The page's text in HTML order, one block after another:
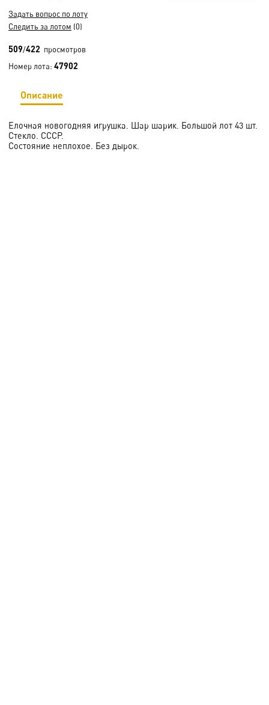
Задать вопрос по лоту
Следить за лотом (0)
509/422 просмотров
Номер лота: 47902
Описание
Елочная новогодняя игрушка. Шар шарик. Большой лот 43 шт.
Стекло. СССР.
Состояние неплохое. Без дырок.